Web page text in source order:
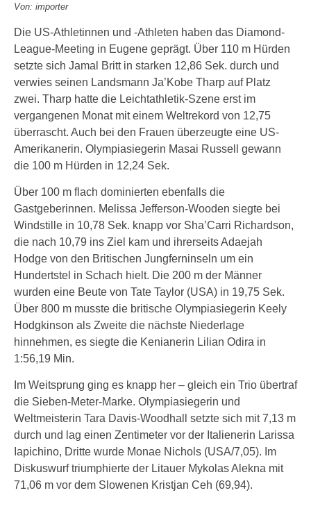
Von: importer
Die US-Athletinnen und -Athleten haben das Diamond-
League-Meeting in Eugene geprägt. Über 110 m Hürden
setzte sich Jamal Britt in starken 12,86 Sek. durch und
verwies seinen Landsmann Ja’Kobe Tharp auf Platz
zwei. Tharp hatte die Leichtathletik-Szene erst im
vergangenen Monat mit einem Weltrekord von 12,75
überrascht. Auch bei den Frauen überzeugte eine US-
Amerikanerin. Olympiasiegerin Masai Russell gewann
die 100 m Hürden in 12,24 Sek.
Über 100 m flach dominierten ebenfalls die
Gastgeberinnen. Melissa Jefferson-Wooden siegte bei
Windstille in 10,78 Sek. knapp vor Sha’Carri Richardson,
die nach 10,79 ins Ziel kam und ihrerseits Adaejah
Hodge von den Britischen Jungferninseln um ein
Hundertstel in Schach hielt. Die 200 m der Männer
wurden eine Beute von Tate Taylor (USA) in 19,75 Sek.
Über 800 m musste die britische Olympiasiegerin Keely
Hodgkinson als Zweite die nächste Niederlage
hinnehmen, es siegte die Kenianerin Lilian Odira in
1:56,19 Min.
Im Weitsprung ging es knapp her – gleich ein Trio übertraf
die Sieben-Meter-Marke. Olympiasiegerin und
Weltmeisterin Tara Davis-Woodhall setzte sich mit 7,13 m
durch und lag einen Zentimeter vor der Italienerin Larissa
Iapichino, Dritte wurde Monae Nichols (USA/7,05). Im
Diskuswurf triumphierte der Litauer Mykolas Alekna mit
71,06 m vor dem Slowenen Kristjan Ceh (69,94).